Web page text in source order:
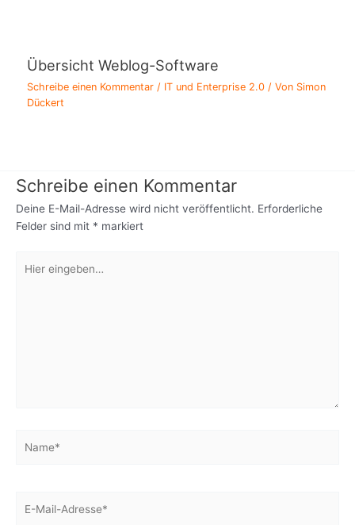
Übersicht Weblog-Software
Schreibe einen Kommentar / IT und Enterprise 2.0 / Von Simon
Dückert
Schreibe einen Kommentar
Deine E-Mail-Adresse wird nicht veröffentlicht. Erforderliche
Felder sind mit * markiert
eingeben…
Mail-